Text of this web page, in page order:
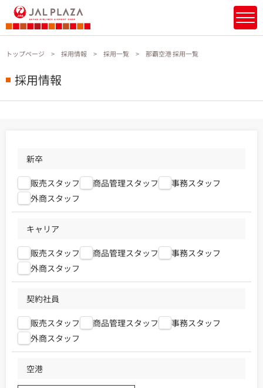
トップページ 採用情報 採用一覧 那覇空港 採用一覧
採用情報
新卒
販売スタッフ 商品管理スタッフ
事務スタッフ
外商スタッフ
キャリア
販売スタッフ 商品管理スタッフ
事務スタッフ
外商スタッフ
契約社員
販売スタッフ 商品管理スタッフ
事務スタッフ
外商スタッフ
空港